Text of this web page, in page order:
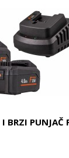
BRZI PUNJAČ